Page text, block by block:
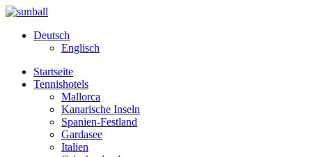
Deutsch
Englisch
Startseite
Tennishotels
Mallorca
Kanarische Inseln
Spanien-Festland
Gardasee
Italien